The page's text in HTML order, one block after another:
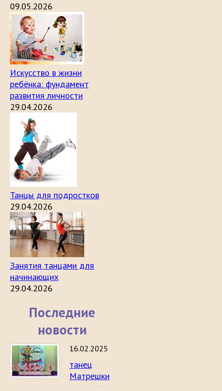
09.05.2026
Искусство в жизни
ребёнка: фундамент
развития личности
29.04.2026
Танцы для подростков
29.04.2026
Занятия танцами для
начинающих
29.04.2026
Последние
новости
16.02.2025
танец
Матрешки